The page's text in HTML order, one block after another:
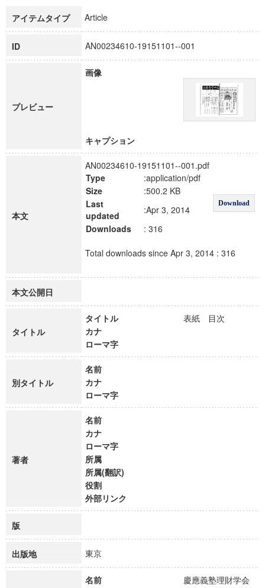
博士課程教育リーディングプログラム「超成熟社会発展のサ
アイテムタイプ Article
ID AN00234610-19151101--001
プレビュー
画像
キャプション
本文
AN00234610-19151101--001.pdf
Type
:application/pdf
Download
Size
:500.2 KB
Last
updated
:Apr 3, 2014
Downloads
: 316
Total downloads since Apr 3, 2014 : 316
本文公開日
タイトル
タイトル
表紙 目次
カナ
ローマ字
別タイトル
名前
カナ
ローマ字
著者
名前
カナ
ローマ字
所属
所属(翻訳)
役割
外部リンク
版
出版地 東京
名前 慶應義塾理財学会